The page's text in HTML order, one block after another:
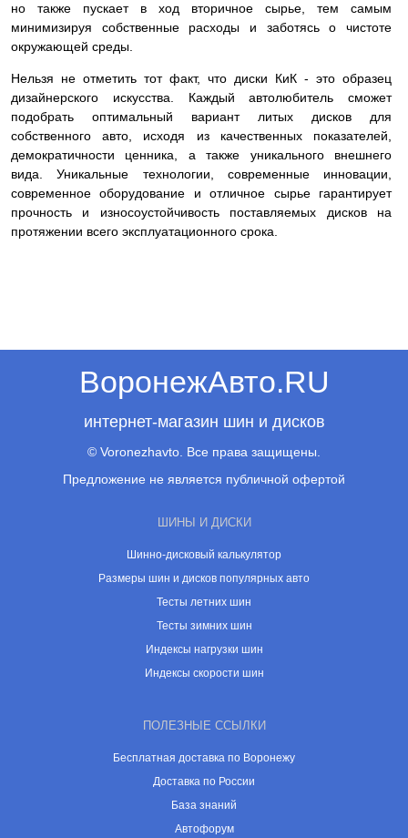
но также пускает в ход вторичное сырье, тем самым
минимизируя собственные расходы и заботясь о чистоте
окружающей среды.
Нельзя не отметить тот факт, что диски КиК - это образец
дизайнерского искусства. Каждый автолюбитель сможет
подобрать оптимальный вариант литых дисков для
собственного авто, исходя из качественных показателей,
демократичности ценника, а также уникального внешнего
вида. Уникальные технологии, современные инновации,
современное оборудование и отличное сырье гарантирует
прочность и износоустойчивость поставляемых дисков на
протяжении всего эксплуатационного срока.
ВоронежАвто.RU
интернет-магазин шин и дисков
© Voronezhavto. Все права защищены.
Предложение не является публичной офертой
ШИНЫ И ДИСКИ
Шинно-дисковый калькулятор
Размеры шин и дисков популярных авто
Тесты летних шин
Тесты зимних шин
Индексы нагрузки шин
Индексы скорости шин
ПОЛЕЗНЫЕ ССЫЛКИ
Бесплатная доставка по Воронежу
Доставка по России
База знаний
Автофорум